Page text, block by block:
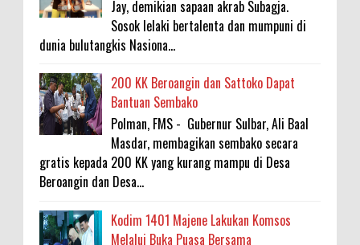
Jay, demikian sapaan akrab Subagja.
Sosok lelaki bertalenta dan mumpuni di
dunia bulutangkis Nasiona...
200 KK Beroangin dan Sattoko Dapat
Bantuan Sembako
Polman, FMS - Gubernur Sulbar, Ali Baal
Masdar, membagikan sembako secara
gratis kepada 200 KK yang kurang mampu di Desa
Beroangin dan Desa...
Kodim 1401 Majene Lakukan Komsos
Melalui Buka Puasa Bersama